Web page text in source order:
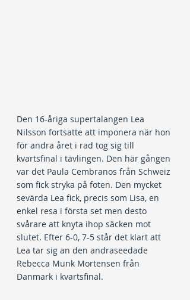
Den 16-åriga supertalangen Lea
Nilsson fortsatte att imponera när hon
för andra året i rad tog sig till
kvartsfinal i tävlingen. Den här gången
var det Paula Cembranos från Schweiz
som fick stryka på foten. Den mycket
sevärda Lea fick, precis som Lisa, en
enkel resa i första set men desto
svårare att knyta ihop säcken mot
slutet. Efter 6-0, 7-5 står det klart att
Lea tar sig an den andraseedade
Rebecca Munk Mortensen från
Danmark i kvartsfinal.